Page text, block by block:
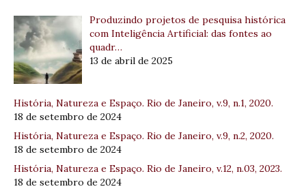
Produzindo projetos de pesquisa histórica
com Inteligência Artificial: das fontes ao
quadr…
13 de abril de 2025
História, Natureza e Espaço. Rio de Janeiro, v.9, n.1, 2020.
18 de setembro de 2024
História, Natureza e Espaço. Rio de Janeiro, v.9, n.2, 2020.
18 de setembro de 2024
História, Natureza e Espaço. Rio de Janeiro, v.12, n.03, 2023.
18 de setembro de 2024